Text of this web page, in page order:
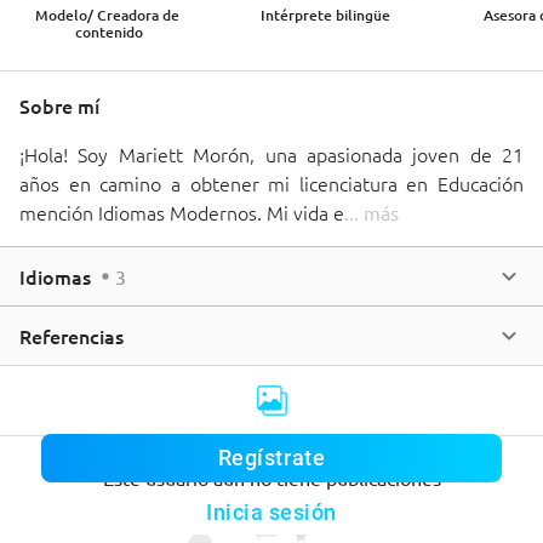
Modelo/ Creadora de
contenido
Intérprete bilingüe Asesora
Sobre mí
¡Hola! Soy Mariett Morón, una apasionada joven de 21
años en camino a obtener mi licenciatura en Educación
mención Idiomas Modernos. Mi vida e... más
Idiomas 3
Referencias
Este usuario aún no tiene publicaciones
Regístrate
Inicia sesión